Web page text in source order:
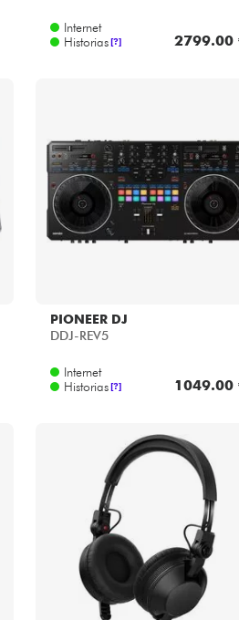
Internet
Historias [?] 2799.00
PIONEER DJ
DDJ-REV5
Internet
Historias [?] 1049.00